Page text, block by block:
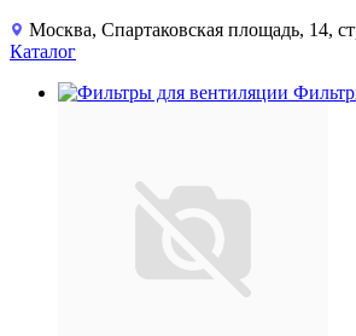
Москва, Спартаковская площадь, 14,
Каталог